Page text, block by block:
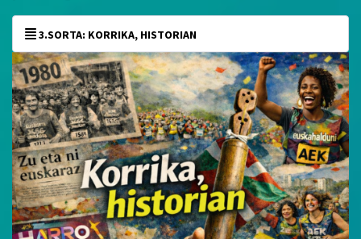
3.SORTA: KORRIKA, HISTORIAN